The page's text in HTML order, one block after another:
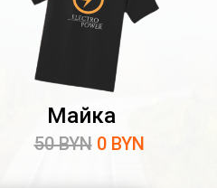
Майка
50 BYN 0 BYN